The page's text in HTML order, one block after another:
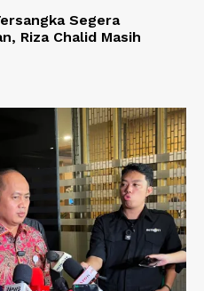
Segera
Riza Chalid Masih